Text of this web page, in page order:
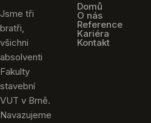
Jsme tři
bratři,
všichni
absolventi
Fakulty
stavební
VUT v Brně.
Navazujeme
Domů
O nás
Reference
Kariéra
Kontakt